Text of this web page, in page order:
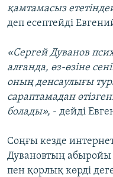
қамтамасыз
деп есептейді
«Сергей Дуванов
алғанда, өз-өзіне
оның денсаулығы
сараптамадан
болады», - дейді
Соңғы кезде
Дувановтың
пен қорлық көрді